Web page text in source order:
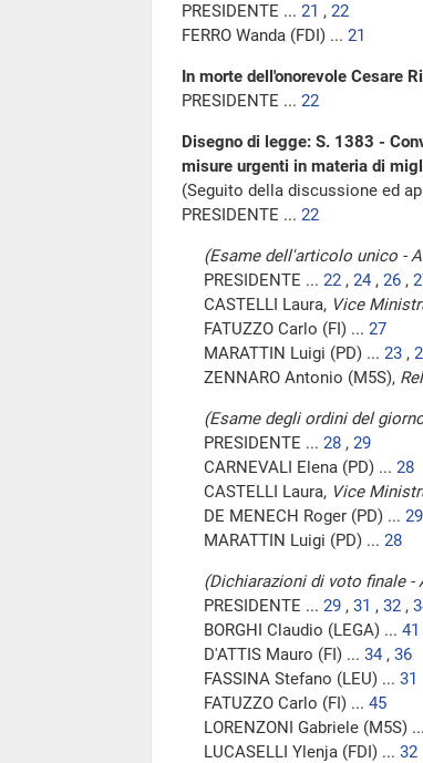
PRESIDENTE ... 21 , 22
FERRO Wanda (FDI) ... 21
In morte dell'onorevole Cesare
PRESIDENTE ... 22
Disegno di legge: S. 1383 -
misure urgenti in materia di
(Seguito della discussione ed
PRESIDENTE ... 22
(Esame dell'articolo unico -
PRESIDENTE ... 22 , 24 , 26 ,
CASTELLI Laura, Vice
FATUZZO Carlo (FI) ... 27
MARATTIN Luigi (PD) ... 23 ,
ZENNARO Antonio (M5S),
(Esame degli ordini del
PRESIDENTE ... 28 , 29
CARNEVALI Elena (PD) ... 28
CASTELLI Laura, Vice
DE MENECH Roger (PD) ... 29
MARATTIN Luigi (PD) ... 28
(Dichiarazioni di voto finale -
PRESIDENTE ... 29 , 31 , 32 ,
BORGHI Claudio (LEGA) ... 41
D'ATTIS Mauro (FI) ... 34 , 36
FASSINA Stefano (LEU) ... 31
FATUZZO Carlo (FI) ... 45
LORENZONI Gabriele (M5S) ...
LUCASELLI Ylenja (FDI) ... 32